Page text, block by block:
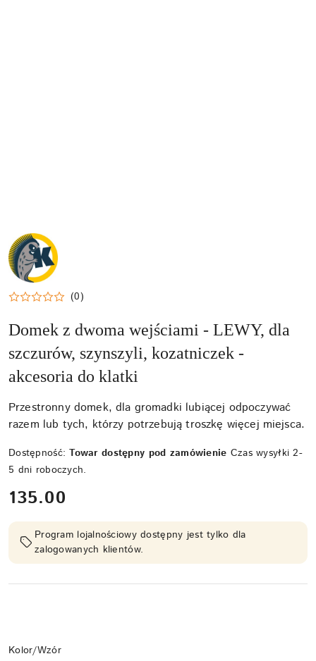
NAZWA
PRODUCENTA:
KRAINA
TUPTUSIA
(0)
Domek z dwoma wejściami - LEWY, dla
szczurów, szynszyli, kozatniczek -
akcesoria do klatki
Przestronny domek, dla gromadki lubiącej odpoczywać
razem lub tych, którzy potrzebują troszkę więcej miejsca.
Dostępność:Towar dostępny pod zamówienie Czas wysyłki 2-
5 dni roboczych.
cena:
135.00
Program lojalnościowy dostępny jest tylko dla
zalogowanych klientów.
Wariant
Kolor/Wzór